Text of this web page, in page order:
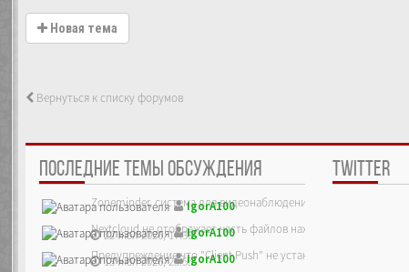
Новая тема
Вернуться к списку форумов
ПОСЛЕДНИЕ ТЕМЫ ОБСУЖДЕНИЯ
Zoneminder, система для видеонаблюдения
IgorA100
22 июл 2026, 17:38
Nextcloud не отображает часть файлов находящихся на сервере.
IgorA100
13 июл 2026, 23:55
Предупреждение что "Client Push" не установлен, ре...
IgorA100
TWITTER